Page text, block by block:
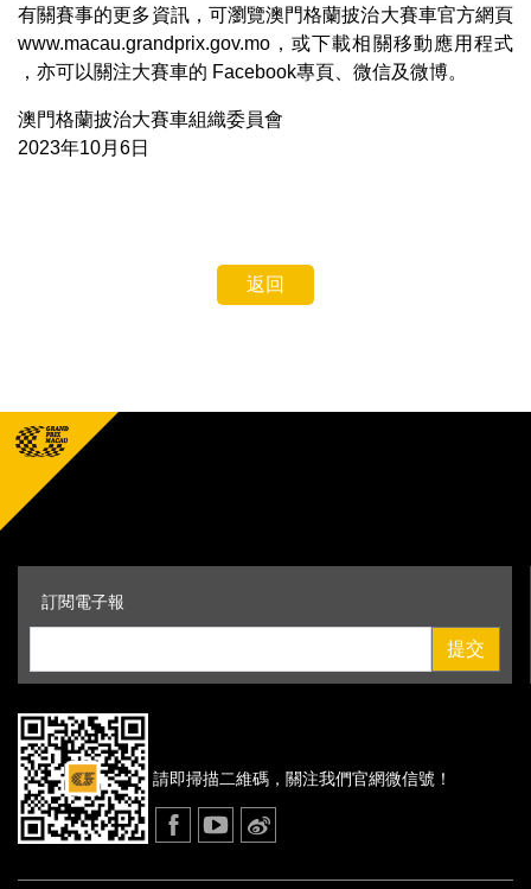
有關賽事的更多資訊，可瀏覽澳門格蘭披治大賽車官方網頁
www.macau.grandprix.gov.mo，或下載相關移動應用程式
，亦可以關注大賽車的 Facebook專頁、微信及微博。
澳門格蘭披治大賽車組織委員會
2023年10月6日
返回
訂閱電子報
提交
請即掃描二維碼， 關注我們官網微信號！